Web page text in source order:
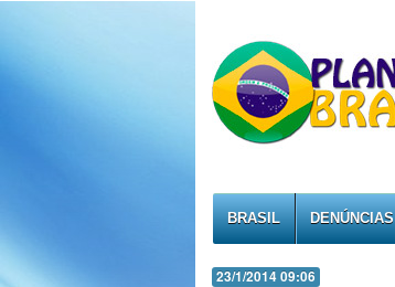
BRASIL DENÚNCIAS
23/1/2014 09:06